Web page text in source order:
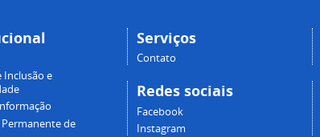
Inclusão e
de
Serviços
Contato
Redes sociais
Facebook
Instagram